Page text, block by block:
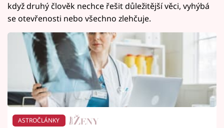
když druhý člověk nechce řešit důležitější věci, vyhýbá
se otevřenosti nebo všechno zlehčuje.
ASTROČLÁNKY